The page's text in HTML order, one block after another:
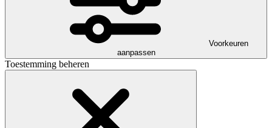
Voorkeuren
aanpassen
Toestemming beheren